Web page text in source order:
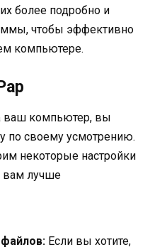
более подробно и
чтобы эффективно
компьютере.
ваш компьютер, вы
по своему усмотрению.
некоторые настройки
вам лучше
Если вы хотите,